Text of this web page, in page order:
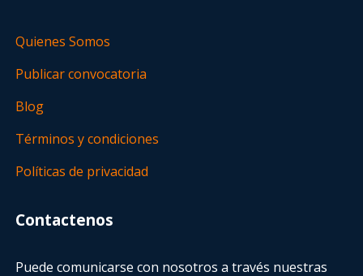
Quienes Somos
Publicar convocatoria
Blog
Términos y condiciones
Políticas de privacidad
Contactenos
Puede comunicarse con nosotros a través nuestras